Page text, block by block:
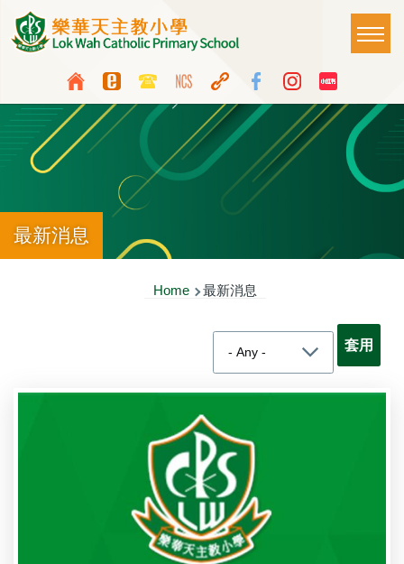
Skip to main content
Top
Media
Icon
Button
Language
switcher
Main
最新消息
Home 最新消息